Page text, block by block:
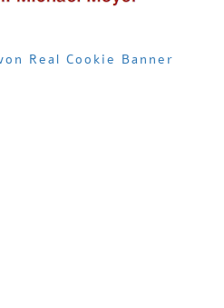
Real Cookie Banner